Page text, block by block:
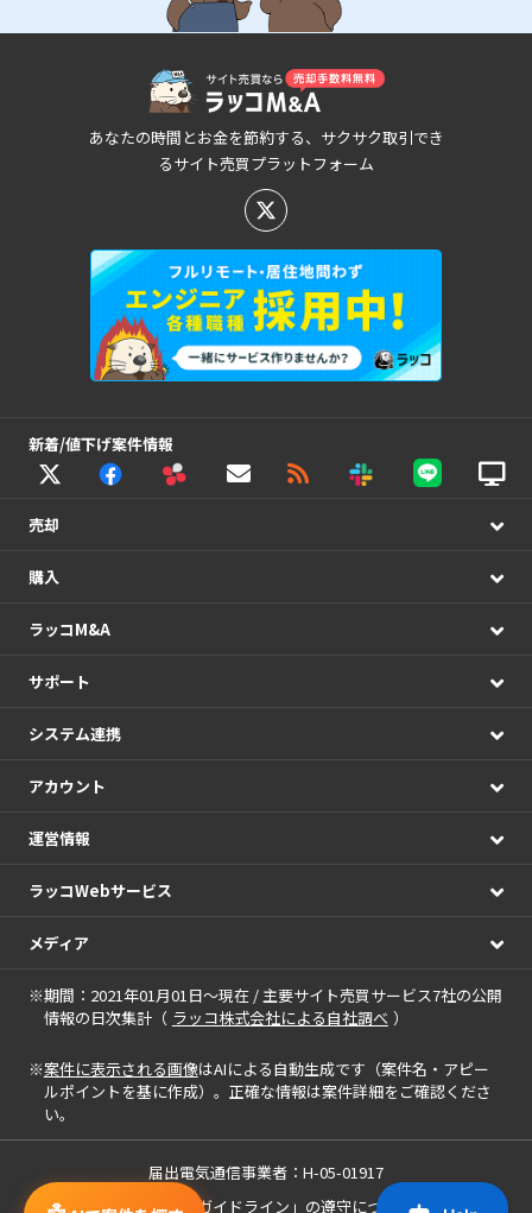
あなたの時間とお金を節約する、サクサク取引でき
るサイト売買プラットフォーム
新着/値下げ案件情報
売却
購入
ラッコM&A
サポート
システム連携
アカウント
運営情報
ラッコWebサービス
メディア
※期間：2021年01月01日～現在 / 主要サイト売買サービス7社の公開
情報の日次集計（ ラッコ株式会社による自社調べ ）
※案件に表示される画像はAIによる自動生成です（案件名・アピー
ルポイントを基に作成）。正確な情報は案件詳細をご確認くださ
い。
届出電気通信事業者：H-05-01917
「中小M&Aガイドライン」の遵守について